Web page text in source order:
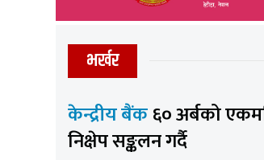
भर्खर
केन्द्रीय बैंक६० अर्बको
निक्षेप सङ्कलन गर्दै